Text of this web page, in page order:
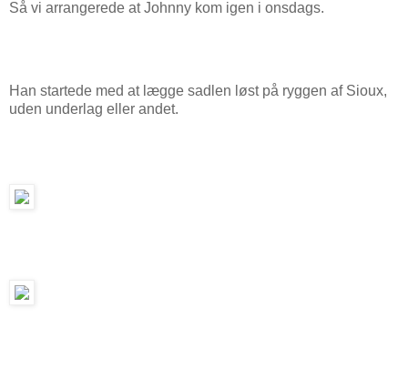
Så vi arrangerede at Johnny kom igen i onsdags.
Han startede med at lægge sadlen løst på ryggen af Sioux,
uden underlag eller andet.